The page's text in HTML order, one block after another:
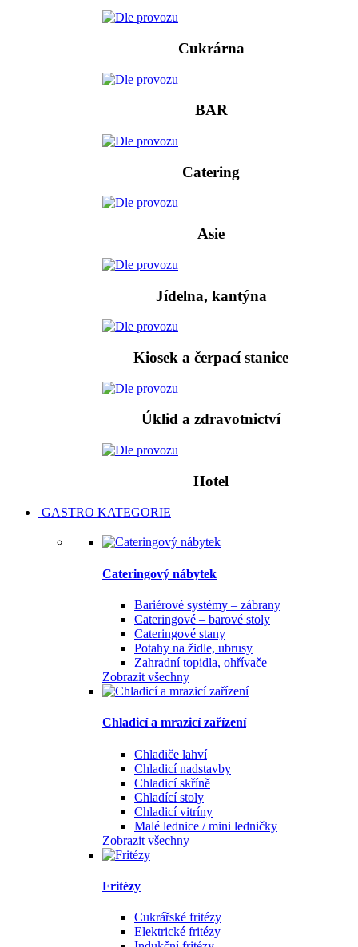
Cukrárna
BAR
Catering
Asie
Jídelna, kantýna
Kiosek a čerpací stanice
Úklid a zdravotnictví
Hotel
GASTRO KATEGORIE
Cateringový nábytek
Bariérové systémy – zábrany
Cateringové – barové stoly
Cateringové stany
Potahy na židle, ubrusy
Zahradní topidla, ohřívače
Zobrazit všechny
Chladicí a mrazicí zařízení
Chladiče lahví
Chladicí nadstavby
Chladicí skříně
Chladící stoly
Chladicí vitríny
Malé lednice / mini ledničky
Zobrazit všechny
Fritézy
Cukrářské fritézy
Elektrické fritézy